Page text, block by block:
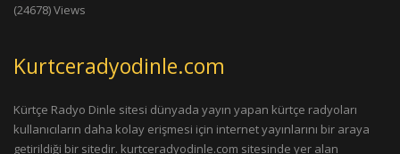
(24678) Views
Kurtceradyodinle.com
Kürtçe Radyo Dinle sitesi dünyada yayın yapan kürtçe radyoları
kullanıcıların daha kolay erişmesi için internet yayınlarını bir araya
getirildiği bir sitedir. kurtceradyodinle.com sitesinde yer alan